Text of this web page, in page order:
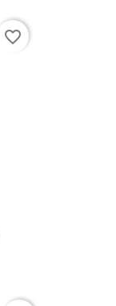
favorite_border